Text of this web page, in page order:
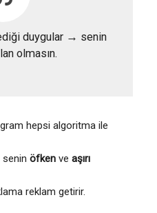
duygular → senin
olmasın.
hepsi algoritma ile
öfken ve aşırı
reklam getirir.